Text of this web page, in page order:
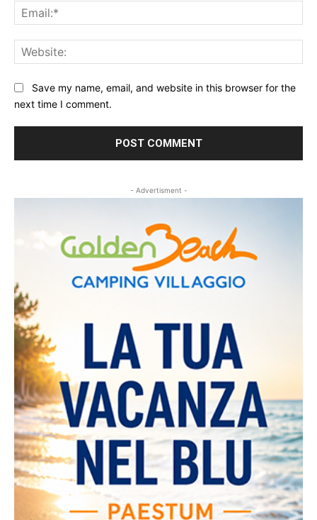
Save my name, email, and website in this browser for the
next time I comment.
- Advertisment -